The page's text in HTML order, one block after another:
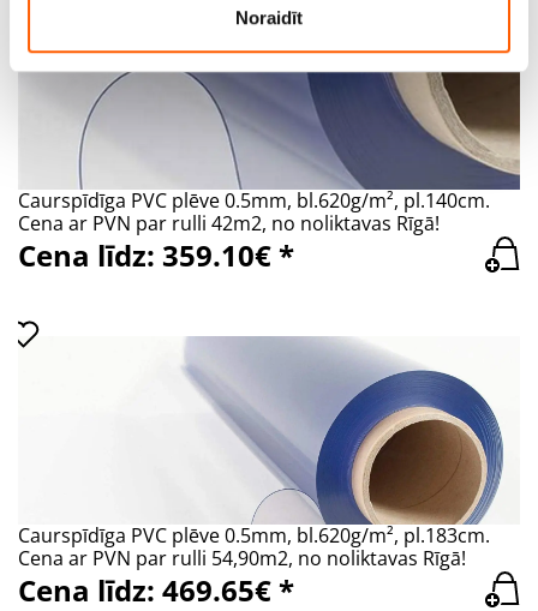
Noraidīt
Caurspīdīga PVC plēve 0.5mm, bl.620g/m², pl.140cm.
Cena ar PVN par rulli 42m2, no noliktavas Rīgā!
Cena līdz: 359.10€ *
Caurspīdīga PVC plēve 0.5mm, bl.620g/m², pl.183cm.
Cena ar PVN par rulli 54,90m2, no noliktavas Rīgā!
Cena līdz: 469.65€ *